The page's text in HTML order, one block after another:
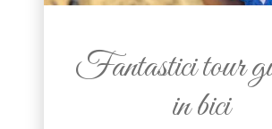
Fantastici tour
in bici